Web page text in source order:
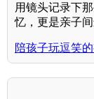
用镜头记录下
忆，更是亲子
陪孩子玩逗笑